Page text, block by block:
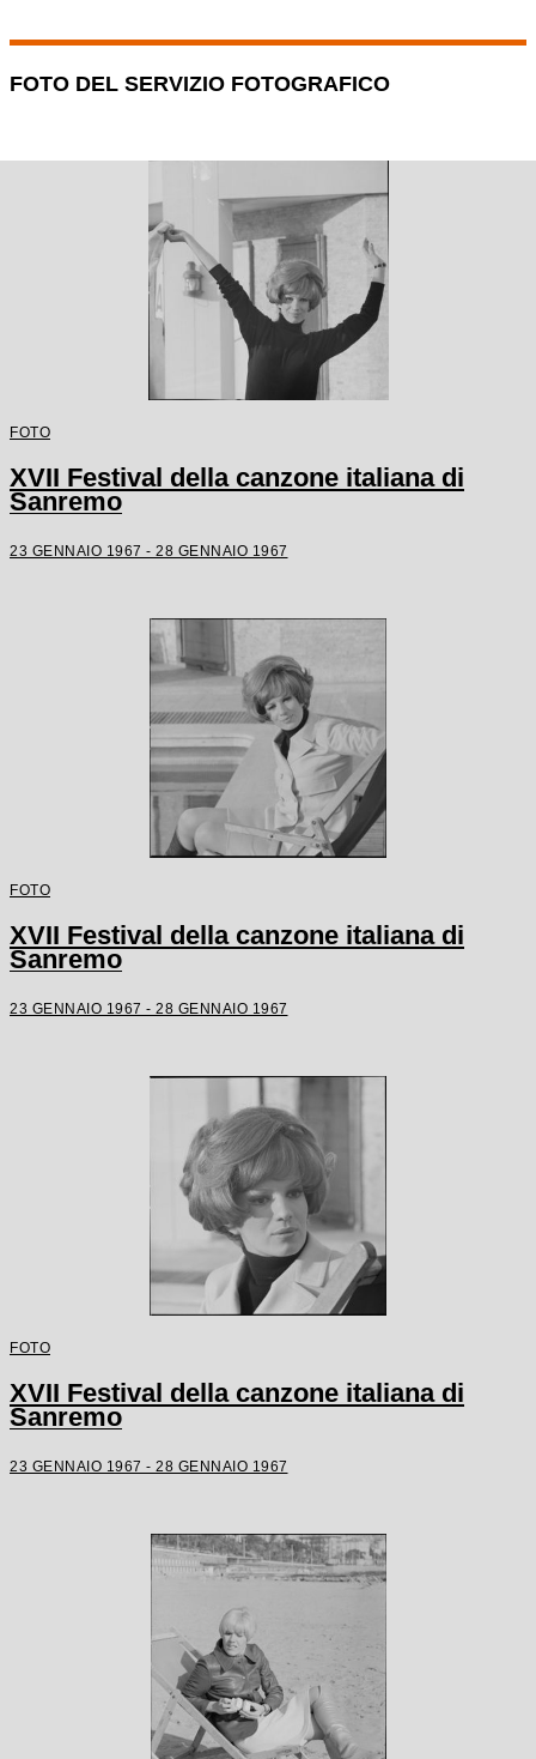
FOTO DEL SERVIZIO FOTOGRAFICO
FOTO
XVII Festival della canzone italiana di
Sanremo
23 GENNAIO 1967 - 28 GENNAIO 1967
FOTO
XVII Festival della canzone italiana di
Sanremo
23 GENNAIO 1967 - 28 GENNAIO 1967
FOTO
XVII Festival della canzone italiana di
Sanremo
23 GENNAIO 1967 - 28 GENNAIO 1967